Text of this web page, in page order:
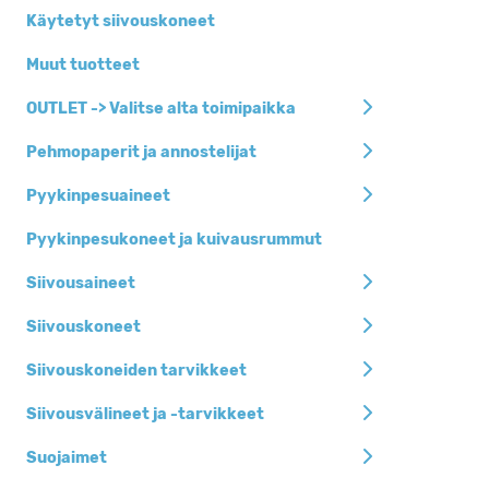
Käytetyt siivouskoneet
Muut tuotteet
OUTLET -> Valitse alta toimipaikka
Pehmopaperit ja annostelijat
Pyykinpesuaineet
Pyykinpesukoneet ja kuivausrummut
Siivousaineet
Siivouskoneet
Siivouskoneiden tarvikkeet
Siivousvälineet ja -tarvikkeet
Suojaimet